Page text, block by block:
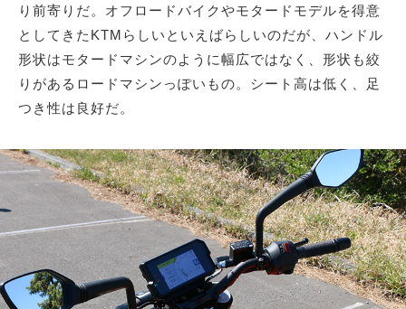
り前寄りだ。オフロードバイクやモタードモデルを得意
としてきたKTMらしいといえばらしいのだが、ハンドル
形状はモタードマシンのように幅広ではなく、形状も絞
りがあるロードマシンっぽいもの。シート高は低く、足
つき性は良好だ。